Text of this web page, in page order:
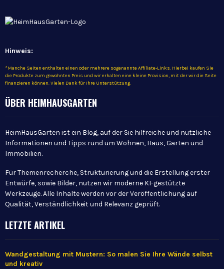
Hinweis:
*Manche Seiten enthalten einen oder mehrere sogenannte Affiliate-Links. Hierbei kaufen Sie
die Produkte zum gewohnten Preis und wir erhalten eine kleine Provision, mit der wir die Seite
finanzieren können. Vielen Dank für Ihre Unterstützung.
ÜBER HEIMHAUSGARTEN
HeimHausGarten ist ein Blog, auf der Sie hilfreiche und nützliche
Informationen und Tipps rund um Wohnen, Haus, Garten und
Immobilien.
Für Themenrecherche, Strukturierung und die Erstellung erster
Entwürfe, sowie Bilder, nutzen wir moderne KI-gestützte
Werkzeuge. Alle Inhalte werden vor der Veröffentlichung auf
Qualität, Verständlichkeit und Relevanz geprüft.
LETZTE ARTIKEL
Wandgestaltung mit Mustern: So malen Sie Ihre Wände selbst
und kreativ